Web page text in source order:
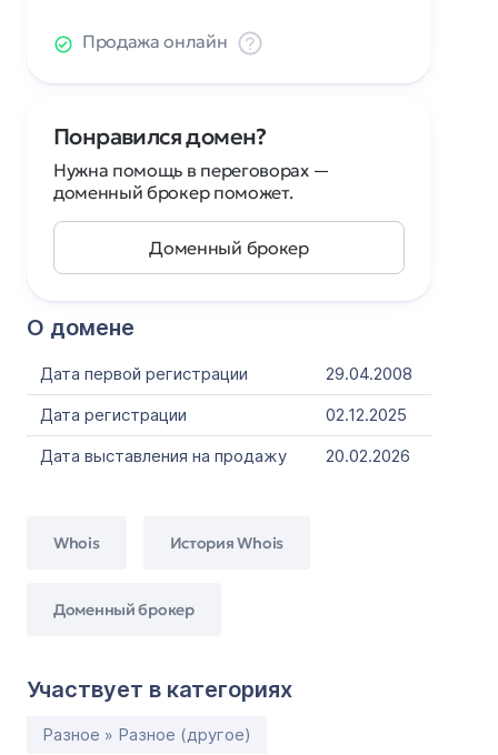
О домене
Дата первой регистрации
29.04.2008
Дата регистрации
02.12.2025
Дата выставления на продажу
20.02.2026
Whois История Whois
Доменный брокер
Участвует в категориях
Разное » Разное (другое)
Продажа онлайн
Понравился домен?
Нужна помощь в переговорах —
доменный брокер поможет.
Доменный брокер